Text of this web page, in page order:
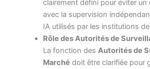
clairement défini pour éviter
avec la supervision
IA utilisés par les institutions de
Rôle des Autorités de
La fonction desAutorités de
Marché doit être clarifiée pour